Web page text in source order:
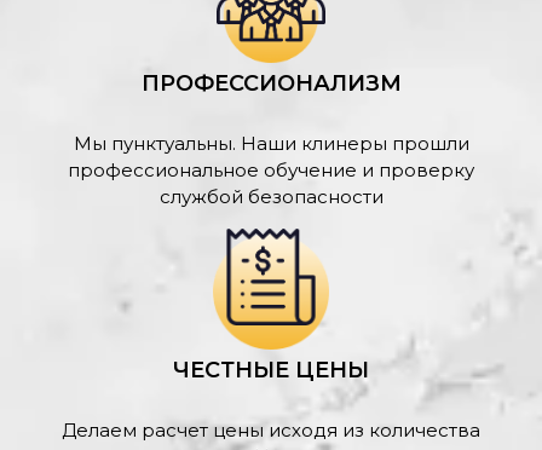
ПРОФЕССИОНАЛИЗМ
Мы пунктуальны. Наши клинеры прошли
профессиональное обучение и проверку
службой безопасности
ЧЕСТНЫЕ ЦЕНЫ
Делаем расчет цены исходя из количества